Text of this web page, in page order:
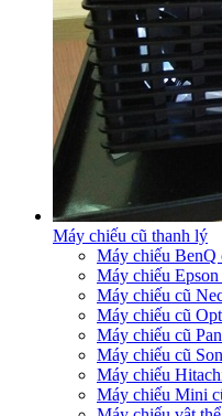
Máy chiếu cũ thanh lý
Máy chiếu BenQ
Máy chiếu Epson
Máy chiếu cũ
Máy chiếu cũ
Máy chiếu cũ
Máy chiếu cũ
Máy chiếu
Máy chiếu Mini